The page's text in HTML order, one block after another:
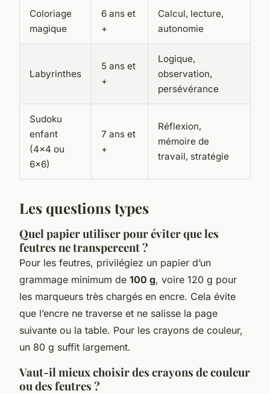
Coloriage
magique
6 ans et
+
Calcul, lecture,
autonomie
Labyrinthes
5 ans et
+
Logique,
observation,
persévérance
Sudoku
enfant
(4×4 ou
6×6)
7 ans et
+
Réflexion,
mémoire de
travail, stratégie
Les questions types
Quel papier utiliser pour éviter que les
feutres ne transpercent ?
Pour les feutres, privilégiez un papier d’un
grammage minimum de 100 g, voire 120 g pour
les marqueurs très chargés en encre. Cela évite
que l’encre ne traverse et ne salisse la page
suivante ou la table. Pour les crayons de couleur,
un 80 g suffit largement.
Vaut-il mieux choisir des crayons de couleur
ou des feutres ?